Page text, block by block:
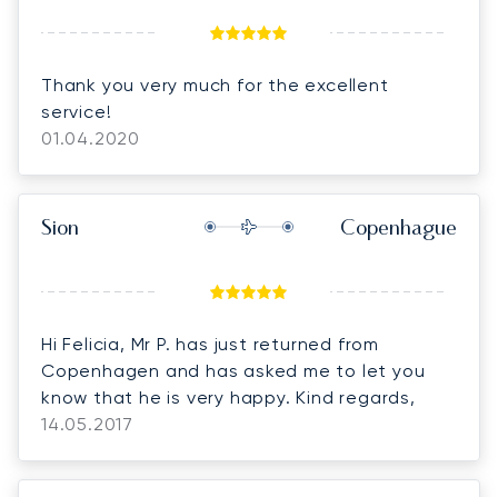
Thank you very much for the excellent
service!
01.04.2020
Sion Copenhague
Hi Felicia, Mr P. has just returned from
Copenhagen and has asked me to let you
know that he is very happy. Kind regards,
14.05.2017